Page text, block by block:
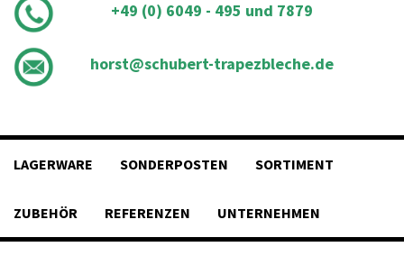
+49 (0) 6049 - 495 und 7879
horst@schubert-trapezbleche.de
LAGERWARE SONDERPOSTEN SORTIMENT
ZUBEHÖR REFERENZEN UNTERNEHMEN